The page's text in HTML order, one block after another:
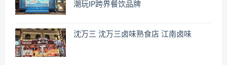
潮玩IP跨界餐饮品牌
沈万三 沈万三卤味熟食店 江南卤味